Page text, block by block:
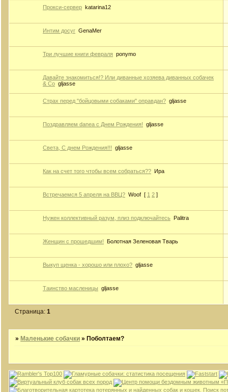
Прокси-сервер katarina12
Интим досуг GenaMer
Три лучшие книги февраля ponymo
Давайте знакомиться!? Или диванные хозяева диванных собачек
& Co gljasse
Страх перед "бойцовыми собаками" оправдан? gljasse
Поздравляем danea с Днем Рождения! gljasse
Света, С днем Рождения!!! gljasse
Как на счет того чтобы всем собраться?? Ира
Встречаемся 5 апреля на ВВЦ? Woof [ 1 2 ]
Нужен коллективный разум, плиз подключайтесь Palitra
Женщин с прошедшим! Болотная Зеленовая Тварь
Выкуп щенка - хорошо или плохо? gljasse
Таинство масленицы gljasse
Страница:1
» Маленькие собачки »Поболтаем?